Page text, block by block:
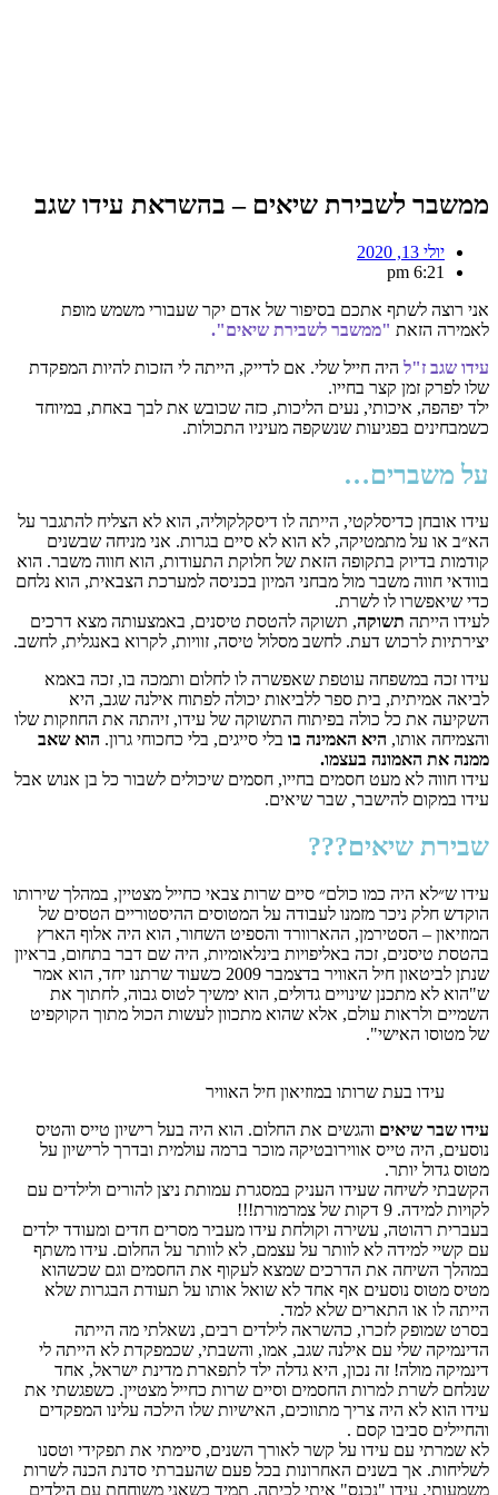
ממשבר לשבירת שיאים – בהשראת עידו שגב
יולי 13, 2020
6:21 pm
אני רוצה לשתף אתכם בסיפור של אדם יקר שעבורי משמש מופת
לאמירה הזאת "ממשבר לשבירת שיאים".
עידו שגב ז"ל היה חייל שלי. אם לדייק, הייתה לי הזכות להיות המפקדת
שלו לפרק זמן קצר בחייו.
ילד יפהפה, איכותי, נעים הליכות, כזה שכובש את לבך באחת, במיוחד
כשמבחינים בפגיעות שנשקפה מעיניו התכולות.
על משברים…
עידו אובחן כדיסלקטי, הייתה לו דיסקלקוליה, הוא לא הצליח להתגבר על
הא״ב או על מתמטיקה, לא הוא לא סיים בגרות. אני מניחה שבשנים
קודמות בדיוק בתקופה הזאת של חלוקת התעודות, הוא חווה משבר. הוא
בוודאי חווה משבר מול מבחני המיון בכניסה למערכת הצבאית, הוא נלחם
כדי שיאפשרו לו לשרת.
לעידו הייתה תשוקה, תשוקה להטסת טיסנים, באמצעותה מצא דרכים
יצירתיות לרכוש דעת. לחשב מסלול טיסה, זוויות, לקרוא באנגלית, לחשב.
עידו זכה במשפחה עוטפת שאפשרה לו לחלום ותמכה בו, זכה באמא
לביאה אמיתית, בית ספר ללביאות יכולה לפתוח אילנה שגב, היא
השקיעה את כל כולה בפיתוח התשוקה של עידו, זיהתה את החוזקות שלו
והצמיחה אותו, היא האמינה בו בלי סייגים, בלי כחכוחי גרון. הוא שאב
ממנה את האמונה בעצמו.
עידו חווה לא מעט חסמים בחייו, חסמים שיכולים לשבור כל בן אנוש אבל
עידו במקום להישבר, שבר שיאים.
שבירת שיאים???
עידו ש״לא היה כמו כולם״ סיים שרות צבאי כחייל מצטיין, במהלך שירותו
הוקדש חלק ניכר מזמנו לעבודה על המטוסים ההיסטוריים הטסים של
המוזיאון – הסטירמן, ההארוורד והספיט השחור, הוא היה אלוף הארץ
בהטסת טיסנים, זכה באליפויות בינלאומיות, היה שם דבר בתחום, בראיון
שנתן לביטאון חיל האוויר בדצמבר 2009 כשעוד שרתנו יחד, הוא אמר
ש"הוא לא מתכנן שינויים גדולים, הוא ימשיך לטוס גבוה, לחתוך את
השמיים ולראות עולם, אלא שהוא מתכוון לעשות הכול מתוך הקוקפיט
של מטוסו האישי".
עידו בעת שרותו במוזיאון חיל האוויר
עידו שבר שיאים והגשים את החלום. הוא היה בעל רישיון טייס והטיס
נוסעים, היה טייס אווירובטיקה מוכר ברמה עולמית ובדרך לרישיון על
מטוס גדול יותר.
הקשבתי לשיחה שעידו העניק במסגרת עמותת ניצן להורים ולילדים עם
לקויות למידה. 9 דקות של צמרמורת!!!
בעברית רהוטה, עשירה וקולחת עידו מעביר מסרים חדים ומעודד ילדים
עם קשיי למידה לא לוותר על עצמם, לא לוותר על החלום. עידו משתף
במהלך השיחה את הדרכים שמצא לעקוף את החסמים וגם שכשהוא
מטיס מטוס נוסעים אף אחד לא שואל אותו על תעודת הבגרות שלא
הייתה לו או התארים שלא למד.
בסרט שמופק לזכרו, כהשראה לילדים רבים, נשאלתי מה הייתה
הדינמיקה שלי עם אילנה שגב, אמו, והשבתי, שכמפקדת לא הייתה לי
דינמיקה מולה! זה נכון, היא גדלה ילד לתפארת מדינת ישראל, אחד
שנלחם לשרת למרות החסמים וסיים שרות כחייל מצטיין. כשפגשתי את
עידו הוא לא היה צריך מתווכים, האישיות שלו הילכה עלינו המפקדים
והחיילים סביבו קסם .
לא שמרתי עם עידו על קשר לאורך השנים, סיימתי את תפקידי וטסנו
לשליחות. אך בשנים האחרונות בכל פעם שהעברתי סדנת הכנה לשרות
משמעותי, עידו "נכנס" איתי לכיתה, תמיד כשאני משוחחת עם הילדים